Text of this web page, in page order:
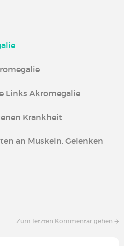
Links Akromegalie
Krankheit
an Muskeln, Gelenken
Zum letzten Kommentar gehen